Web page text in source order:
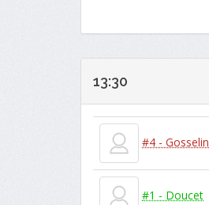
13:30
#4 - Gosselin
#1 - Doucet